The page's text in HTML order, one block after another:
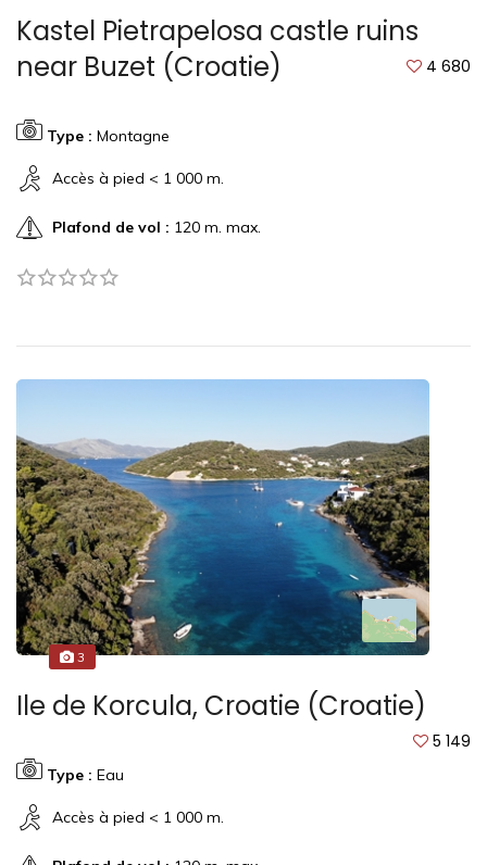
Kastel Pietrapelosa castle ruins
near Buzet (Croatie)
4 680
Type : Montagne
Accès à pied < 1 000 m.
Plafond de vol : 120 m. max.
3
Ile de Korcula, Croatie (Croatie)
5 149
Type : Eau
Accès à pied < 1 000 m.